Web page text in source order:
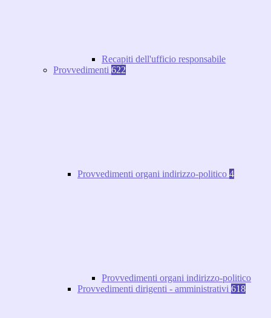
Recapiti dell'ufficio responsabile
Provvedimenti 622
Provvedimenti organi indirizzo-politico 4
Provvedimenti organi indirizzo-politico
Provvedimenti dirigenti - amministrativi 618